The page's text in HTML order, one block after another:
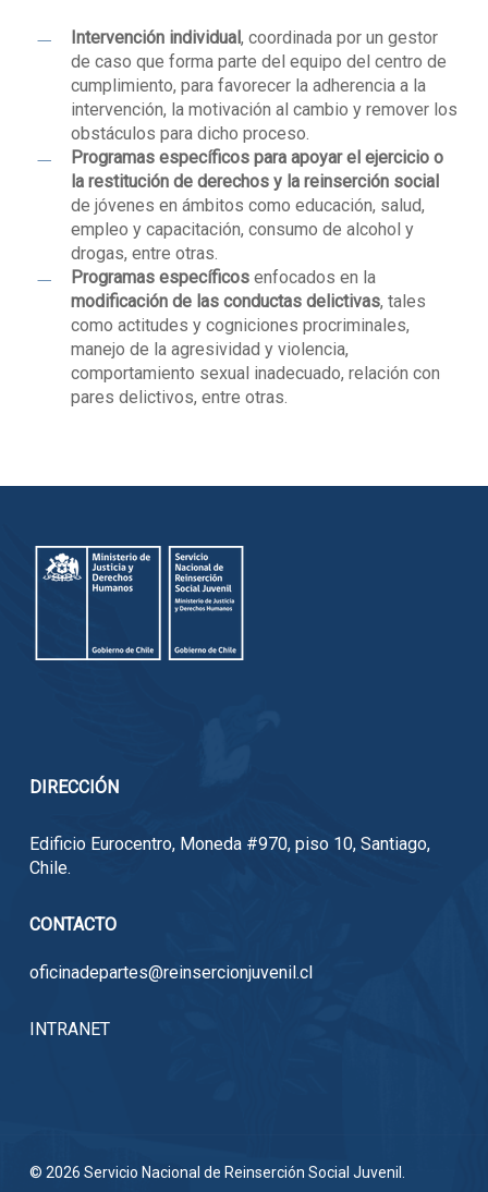
Intervención individual , coordinada por un gestor
de caso que forma parte del equipo del centro de
cumplimiento, para favorecer la adherencia a la
intervención, la motivación al cambio y remover los
obstáculos para dicho proceso.
Programas específicos para apoyar el ejercicio o
la restitución de derechos y la reinserción social
de jóvenes en ámbitos como educación, salud,
empleo y capacitación, consumo de alcohol y
drogas, entre otras.
Programas específicosenfocados en la
modificación de las conductas delictivas, tales
como actitudes y cogniciones procriminales,
manejo de la agresividad y violencia,
comportamiento sexual inadecuado, relación con
pares delictivos, entre otras.
DIRECCIÓN
Edificio Eurocentro, Moneda #970, piso 10, Santiago,
Chile.
CONTACTO
oficinadepartes@reinsercionjuvenil.cl
INTRANET
© 2026 Servicio Nacional de Reinserción Social Juvenil.